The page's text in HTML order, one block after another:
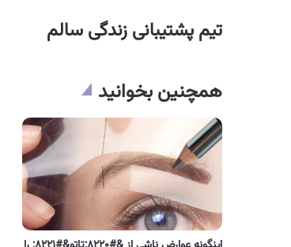
تیم پشتیبانی زندگی سالم
همچنین بخوانید